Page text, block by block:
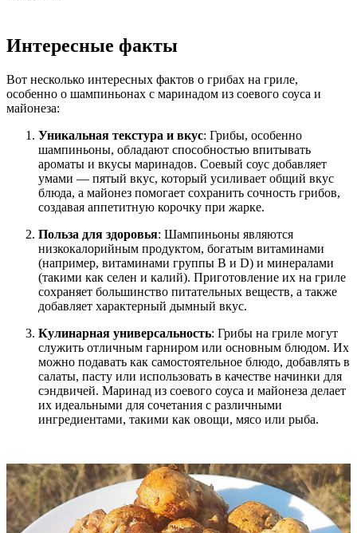
Интересные факты
Вот несколько интересных фактов о грибах на гриле,
особенно о шампиньонах с маринадом из соевого соуса и
майонеза:
Уникальная текстура и вкус: Грибы, особенно
шампиньоны, обладают способностью впитывать
ароматы и вкусы маринадов. Соевый соус добавляет
умами — пятый вкус, который усиливает общий вкус
блюда, а майонез помогает сохранить сочность грибов,
создавая аппетитную корочку при жарке.
Польза для здоровья: Шампиньоны являются
низкокалорийным продуктом, богатым витаминами
(например, витаминами группы B и D) и минералами
(такими как селен и калий). Приготовление их на гриле
сохраняет большинство питательных веществ, а также
добавляет характерный дымный вкус.
Кулинарная универсальность: Грибы на гриле могут
служить отличным гарниром или основным блюдом. Их
можно подавать как самостоятельное блюдо, добавлять в
салаты, пасту или использовать в качестве начинки для
сэндвичей. Маринад из соевого соуса и майонеза делает
их идеальными для сочетания с различными
ингредиентами, такими как овощи, мясо или рыба.